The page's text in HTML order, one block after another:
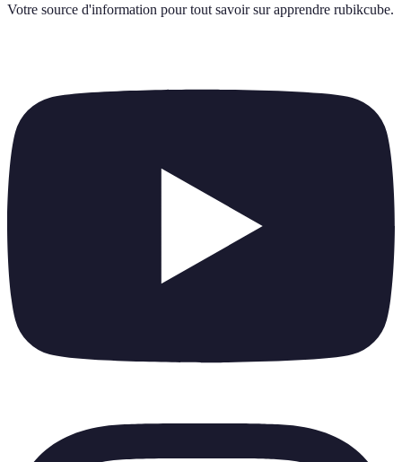
Votre source d'information pour tout savoir sur apprendre rubikcube.